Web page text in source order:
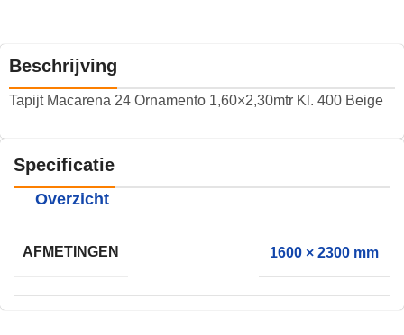
Beschrijving
Tapijt Macarena 24 Ornamento 1,60×2,30mtr Kl. 400 Beige
Specificatie
Overzicht
AFMETINGEN 1600 × 2300 mm